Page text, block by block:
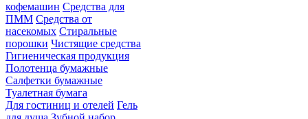
кофемашин Средства для
ПММ Средства от
насекомых Стиральные
порошки Чистящие средства
Гигиеническая продукция
Полотенца бумажные
Салфетки бумажные
Туалетная бумага
Для гостиниц и отелей Гель